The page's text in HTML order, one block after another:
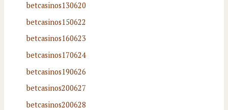
betcasinos130620
betcasinos150622
betcasinos160623
betcasinos170624
betcasinos190626
betcasinos200627
betcasinos200628